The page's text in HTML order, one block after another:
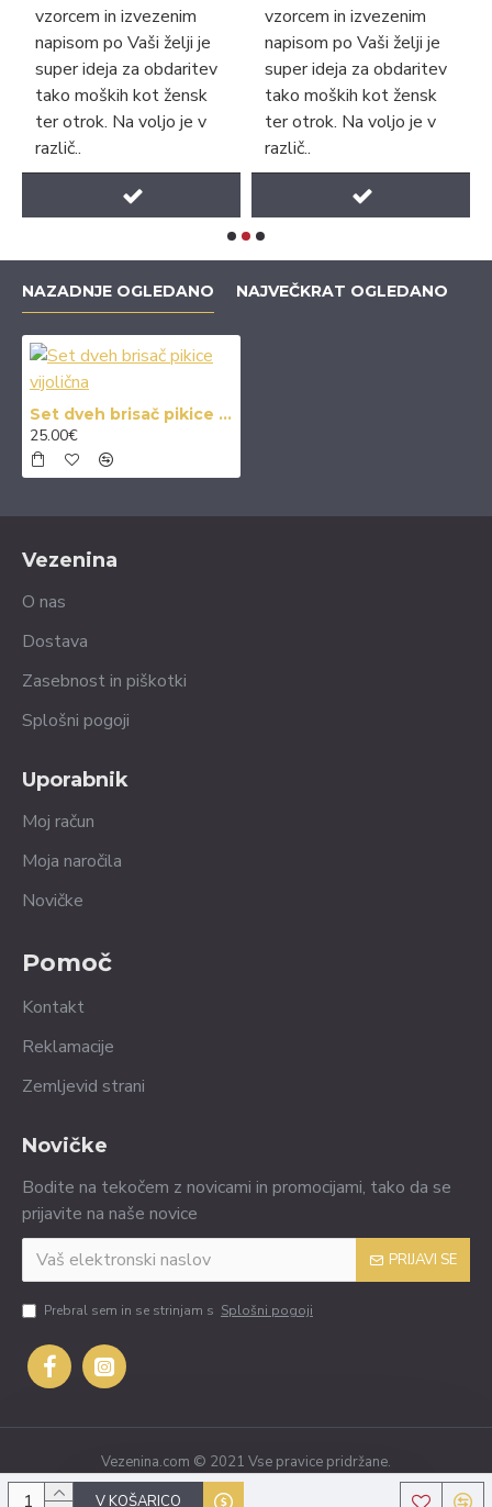
V KOŠARICO
vzorcem in izvezenim
napisom po Vaši želji je
super ideja za obdaritev
tako moških kot žensk
ter otrok. Na voljo je v
različ..
vzorcem in izvezenim
napisom po Vaši želji je
super ideja za obdaritev
tako moških kot žensk
ter otrok. Na voljo je v
različ..
NAZADNJE OGLEDANO NAJVEČKRAT OGLEDANO
Set dveh brisač pikice vijolična
25.00€
Vezenina
O nas
Dostava
Zasebnost in piškotki
Splošni pogoji
Uporabnik
Moj račun
Moja naročila
Novičke
Pomoč
Kontakt
Reklamacije
Zemljevid strani
Novičke
Bodite na tekočem z novicami in promocijami, tako da se
prijavite na naše novice
PRIJAVI SE
Prebral sem in se strinjam s Splošni pogoji
Vezenina.com © 2021 Vse pravice pridržane.
TOUCHSTUDIO